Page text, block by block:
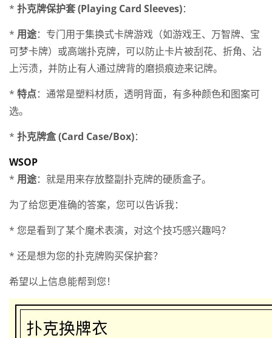
* 扑克牌保护套 (Playing Card Sleeves)：
* 用途：专门用于集换式卡牌游戏（如游戏王、万智牌、宝
可梦卡牌）或高端扑克牌，可以防止卡片被刮花、折角、沾
上污渍，并防止有人通过牌背的磨损痕迹来记牌。
* 特点：通常是塑料材质，透明背面，有多种颜色和图案可
选。
* 扑克牌盒 (Card Case/Box)：
WSOP
* 用途：就是用来存放整副扑克牌的硬质盒子。
为了给您更准确的答案，您可以告诉我：
* 您是看到了某个魔术表演，对这个技巧感兴趣吗？
* 还是想为您的扑克牌购买保护套？
希望以上信息能帮到您！